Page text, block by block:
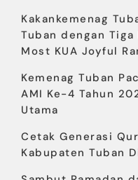
Kakankemenag
Tuban dengan Tiga
Most KUA Joyful
Kemenag Tuban
AMI Ke-4 Tahun
Utama
Cetak Generasi
Kabupaten Tuban